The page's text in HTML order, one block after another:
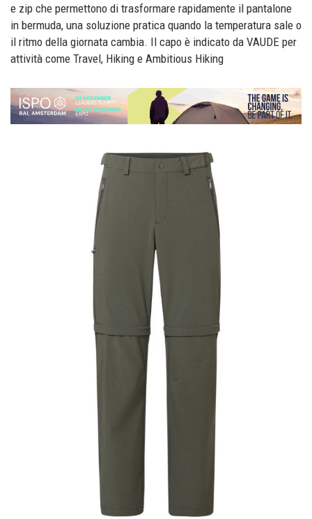
e zip che permettono di trasformare rapidamente il pantalone
in bermuda, una soluzione pratica quando la temperatura sale o
il ritmo della giornata cambia. Il capo è indicato da VAUDE per
attività come Travel, Hiking e Ambitious Hiking